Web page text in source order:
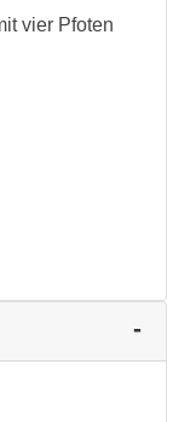
vier Pfoten